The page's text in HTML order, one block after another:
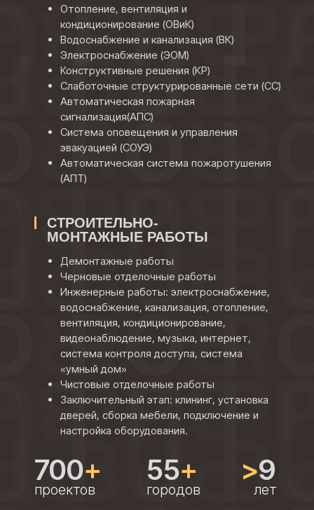
СТРОИТЕЛЬНО-
МОНТАЖНЫЕ РАБОТЫ
Демонтажные работы
Черновые отделочные работы
Инженерные работы: электроснабжение,
водоснабжение, канализация, отопление,
вентиляция, кондиционирование,
видеонаблюдение, музыка, интернет,
система контроля доступа, система
«умный дом»
Чистовые отделочные работы
Заключительный этап: клининг, установка
дверей, сборка мебели, подключение и
настройка оборудования.
Отопление, вентиляция и
кондиционирование (ОВиК)
Водоснабжение и канализация (ВК)
Электроснабжение (ЭОМ)
Конструктивные решения (КР)
Слаботочные структурированные сети (СС)
Автоматическая пожарная
сигнализация(АПС)
Система оповещения и управления
эвакуацией (СОУЭ)
Автоматическая система пожаротушения
(АПТ)
700+
проектов
55+
городов
>9
лет